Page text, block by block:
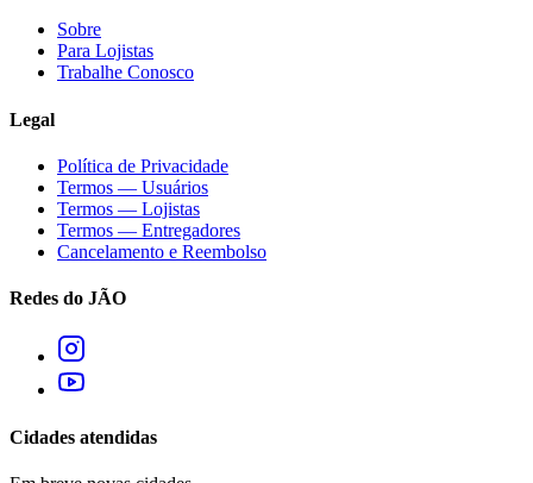
Sobre
Para Lojistas
Trabalhe Conosco
Legal
Política de Privacidade
Termos — Usuários
Termos — Lojistas
Termos — Entregadores
Cancelamento e Reembolso
Redes do JÃO
Cidades atendidas